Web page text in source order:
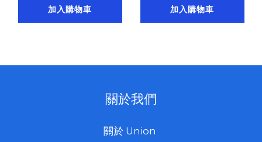
加入購物車 加入購物車
關於我們
關於 Union